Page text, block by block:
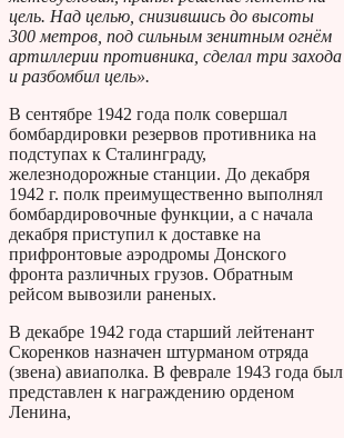
цель. Над целью, снизившись до высоты
300 метров, под сильным зенитным огнём
артиллерии противника, сделал три захода
и разбомбил цель».
В сентябре 1942 года полк совершал
бомбардировки резервов противника на
подступах к Сталинграду,
железнодорожные станции. До декабря
1942 г. полк преимущественно выполнял
бомбардировочные функции, а с начала
декабря приступил к доставке на
прифронтовые аэродромы Донского
фронта различных грузов. Обратным
рейсом вывозили раненых.
В декабре 1942 года старший лейтенант
Скоренков назначен штурманом отряда
(звена) авиаполка. В феврале 1943 года был
представлен к награждению орденом
Ленина,